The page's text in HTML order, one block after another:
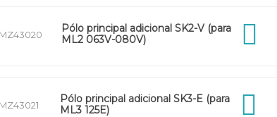
MZ43020
Pólo principal adicional SK2-V (para
ML2 063V-080V)
MZ43021
Pólo principal adicional SK3-E (para
ML3 125E)